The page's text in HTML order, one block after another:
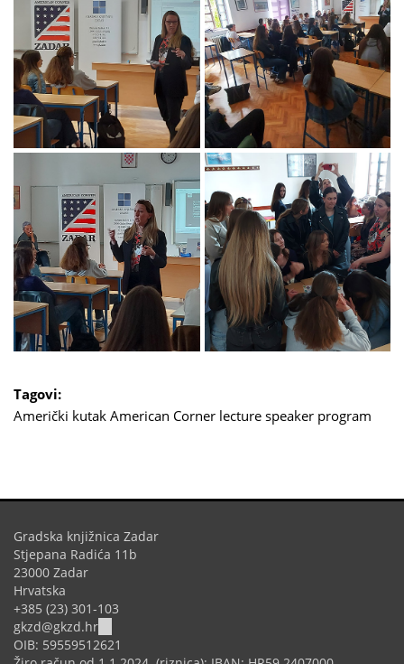
Tagovi:
Američki kutak American Corner lecture speaker program
Gradska knjižnica Zadar
Stjepana Radića 11b
23000 Zadar
Hrvatska
+385 (23) 301-103
gkzd@gkzd.hr
sends
e-
OIB: 59559512621